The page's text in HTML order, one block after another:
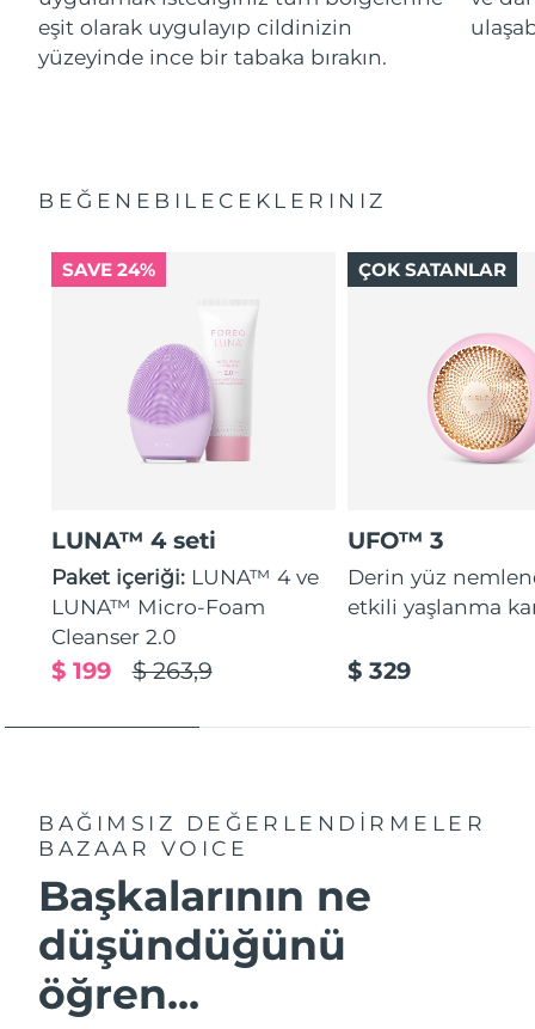
eşit olarak uygulayıp cildinizin
yüzeyinde ince bir tabaka bırakın.
BEĞENEBILECEKLERINIZ
SAVE 24%
LUNA™ 4 seti
Paket içeriği: LUNA™ 4 ve
LUNA™ Micro-Foam
Cleanser 2.0
$ 263,9
$ 199
UFO™ 3
Derin yüz
etkili yaşlanma
$ 329
ÇOK SATANLAR
BAĞIMSIZ DEĞERLENDİRMELER
BAZAAR VOICE
Başkalarının ne
düşündüğünü
öğren...